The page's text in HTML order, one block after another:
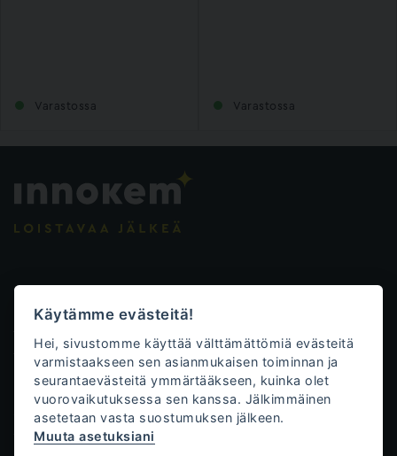
Varastossa Varastossa
Evästeasetukset
Tietosuojalauseke
Toimitusehdot
Innokem Oy
Väliköntie 10
70700 Kuopio
Käytämme evästeitä!
Hei, sivustomme käyttää välttämättömiä evästeitä
varmistaakseen sen asianmukaisen toiminnan ja
seurantaevästeitä ymmärtääkseen, kuinka olet
vuorovaikutuksessa sen kanssa. Jälkimmäinen
asetetaan vasta suostumuksen jälkeen.
Muuta asetuksiani